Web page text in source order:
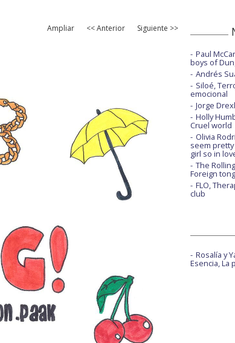
Ampliar << Anterior Siguiente >>
Paul
boys of
Andrés
Siloé,
emocional
Jorge
Holly
Cruel world
Olivia
seem
girl so in
The
Foreign
FLO,
club
Rosalía y
Esencia, La